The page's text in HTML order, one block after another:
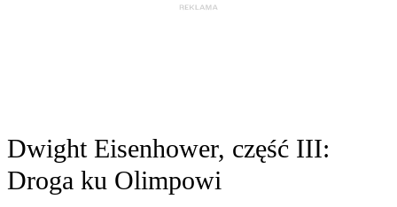
Dwight Eisenhower, część III:
Droga ku Olimpowi